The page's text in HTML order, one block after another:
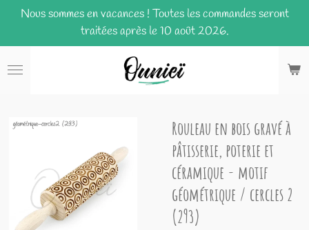
Passer
contenu
principal
Nous sommes en vacances ! Toutes les commandes seront
traitées après le 10 août 2026.
Rouleau en bois gravé à
pâtisserie, poterie et
céramique - motif
géométrique / cercles 2
(293)